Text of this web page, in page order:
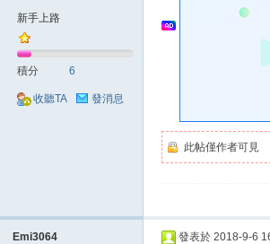
新手上路
積分 6
收聽TA 發消息
此帖僅作者可見
Emi3064 發表於 2018-9-6